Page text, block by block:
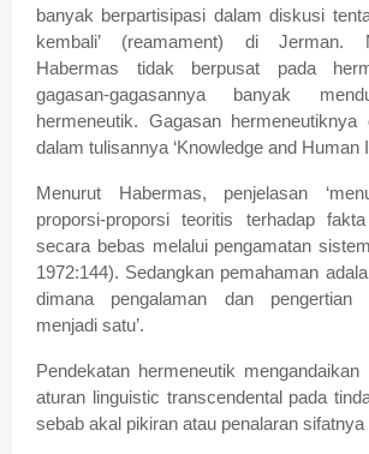
banyak berpartisipasi dalam diskusi
kembali’ (reamament) di Jerman.
Habermas tidak berpusat pada
gagasan-gagasannya banyak
hermeneutik. Gagasan hermeneutiknya
dalam tulisannya ‘Knowledge and Human
Menurut Habermas, penjelasan
proporsi-proporsi teoritis terhadap
secara bebas melalui pengamatan
1972:144). Sedangkan pemahaman
dimana pengalaman dan pengertian
menjadi satu’.
Pendekatan hermeneutik
aturan linguistic transcendental pada
sebab akal pikiran atau penalaran